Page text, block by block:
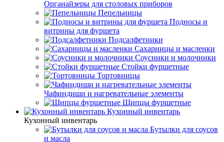
Органайзеры для столовых приборов
Пепельницы
Подносы и
витрины для фуршета
Подсалфетники
Сахарницы и масленки
Соусники и молочники
Стойки фуршетные
Тортовницы
Чафиндиши и нагревательные элементы
Щипцы фуршетные
Кухонный инвентарь
Кухонный инвентарь
Бутылки для соусов
и масла